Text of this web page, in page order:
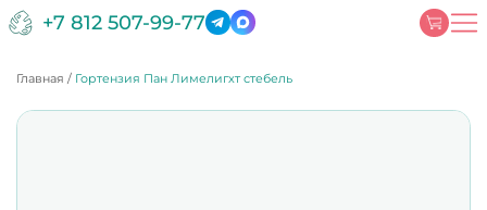
+7 812 507-99-77
Главная / Гортензия Пан Лимелигхт стебель